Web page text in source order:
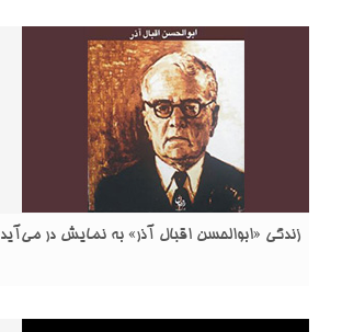
زندگی «ابوالحسن اقبال آذر» به نمایش در می‌آید